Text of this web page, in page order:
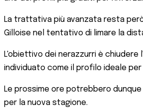
La trattativa più avanzata resta
Gilloise nel tentativo di limare la
L'obiettivo dei nerazzurri è chiudere
individuato come il profilo ideale
Le prossime ore potrebbero
per la nuova stagione.